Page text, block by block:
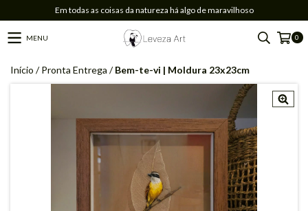
Em todas as coisas da natureza há algo de maravilhoso
MENU 0
Início / Pronta Entrega / Bem-te-vi | Moldura 23x23cm